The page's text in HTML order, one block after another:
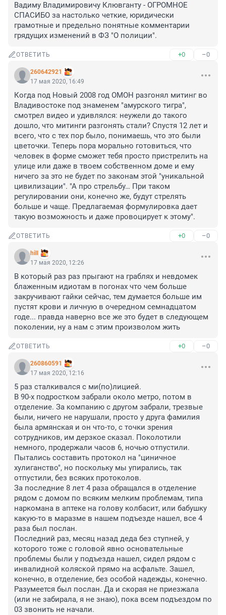
Вадиму Владимировичу Клювганту - ОГРОМНОЕ
СПАСИБО за настолько четкие, юридически
грамотные и предельно понятные комментарии
грядущих изменений в ФЗ "О полиции".
ОТВЕТИТЬ +0 –0
260642921
17 мая 2020, 16:49
Когда под Новый 2008 год ОМОН разгонял митинг во
Владивостоке под знаменем "амурского тигра",
смотрел видео и удивлялся: неужели до такого
дошло, что митинги разгонять стали? Спустя 12 лет и
всего, что с тех пор было, понимаешь, что это были
цветочки. Теперь пора морально готовиться, что
человек в форме сможет тебя просто пристрелить на
улице или даже в твоем собственном доме и ему
ничего за это не будет по законам этой "уникальной
цивилизации". "А про стрельбу… При таком
регулировании они, конечно же, будут стрелять
больше и чаще. Предлагаемая формулировка дает
такую возможность и даже провоцирует к этому".
ОТВЕТИТЬ +0 –0
hill
17 мая 2020, 12:26
В который раз раз прыгают на граблях и невдомек
блаженным идиотам в погонах что чем больше
закручивают гайки сейчас, тем думается больше им
пустят крови и личную в очередном семнадцатом
годе... правда наверно все же это будет в следующем
поколении, ну а нам с этим произволом жить
ОТВЕТИТЬ +0 –0
260860591
17 мая 2020, 12:16
5 раз сталкивался с ми(по)лицией.
В 90-х подростком забрали около метро, потом в
отделение. За компанию с другом забрали, трезвые
были, ничего не нарушали, просто у друга фамилия
была армянская и он что-то, с точки зрения
сотрудников, им дерзкое сказал. Поколотили
немного, продержали часов 6, ночью отпустили.
Пытались составить протокол на "циничное
хулиганство", но поскольку мы упирались, так
отпустили, без всяких протоколов.
За последние 8 лет 4 раза обращался в отделение
рядом с домом по всяким мелким проблемам, типа
наркомана в аптеке на голову колбасит, или бабушку
какую-то в маразме в нашем подъезде нашел, все 4
раза был послан.
Последний раз, месяц назад деда без ступней, у
которого тоже с головой явно основательные
проблемы были у подъезда нашел, сидел рядом с
инвалидной коляской прямо на асфальте. Зашел,
конечно, в отделение, без особой надежды, конечно.
Разумеется был послан. Да и скорая не приезжала
(или не забирала, я не знаю), пока всем подъездом по
03 звонить не начали.